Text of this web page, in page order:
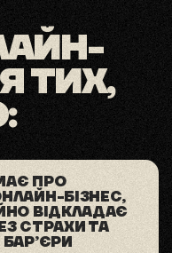
ТИХ,
ПРО
БІЗНЕС,
ВІДКЛАДАЄ
СТРАХИ ТА